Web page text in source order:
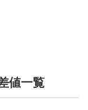
値一覧